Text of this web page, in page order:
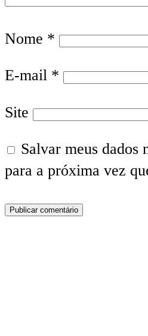
Nome *
E-mail *
Site
Salvar meus dados
para a próxima vez